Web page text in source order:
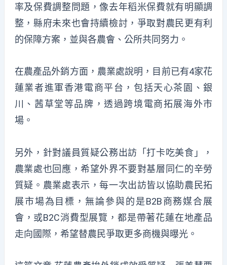
率及保費調整問題，像去年稻米保費就有明顯調
整，縣府未來也會持續檢討，爭取對農民更有利
的保障方案，並與各農會、公所共同努力。
在農產品外銷方面，農業處說明，目前已有4家花
蓮業者進軍香港電商平台，包括天心茶園、銀
川、茜草堂等品牌，透過跨境電商拓展海外市
場。
另外，針對議員質疑公務出訪「打卡吃美食」，
農業處也回應，希望外界不要對基層同仁的辛勞
質疑。農業處表示，每一次出訪皆以協助農民拓
展市場為目標，無論參與的是B2B商務媒合展
會，或B2C消費型展覽，都是帶著花蓮在地產品
走向國際，希望替農民爭取更多商機與曝光。